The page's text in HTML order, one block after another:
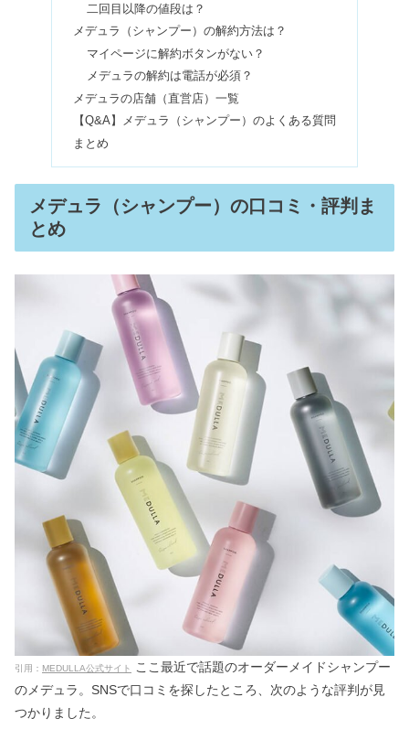
品川美容外科の目の下のふくらみ取
り！失敗の口コミは本当？
ヘアドネーションは迷惑・意味ない？
スキニーが似合わない女は骨格ウェー
美容室がダサい客にだす来るなサイン
｜美容師が可愛いと思う客は？
吸水ショーツは気持ち悪い？生理時の
デメリット＆不衛生なの？
洋服の青山はやばい？不祥事や閉店の
真相とは【評判まとめ】
ホワイトエッセンスのやばい口コミ＆
効果ない評判は本当？高いの？
ドロアスやばい？シャンプーはどれが
いい＆美容師の口コミも
二回目以降の値段は？
メデュラ（シャンプー）の解約方法は？
マイページに解約ボタンがない？
メデュラの解約は電話が必須？
メデュラの店舗（直営店）一覧
【Q&A】メデュラ（シャンプー）のよくある質問
まとめ
メデュラ（シャンプー）の口コミ・評判ま
とめ
引用： MEDULLA公式サイト
ここ最近で話題のオーダーメイドシャンプー
のメデュラ。SNSで口コミを探したところ、次のような評判が見
つかりました。